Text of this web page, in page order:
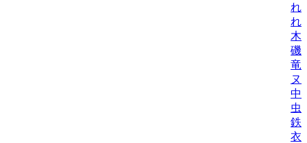
れ
れ/
木
磯
竜/
ヌ
中
虫
鉄/
衣/